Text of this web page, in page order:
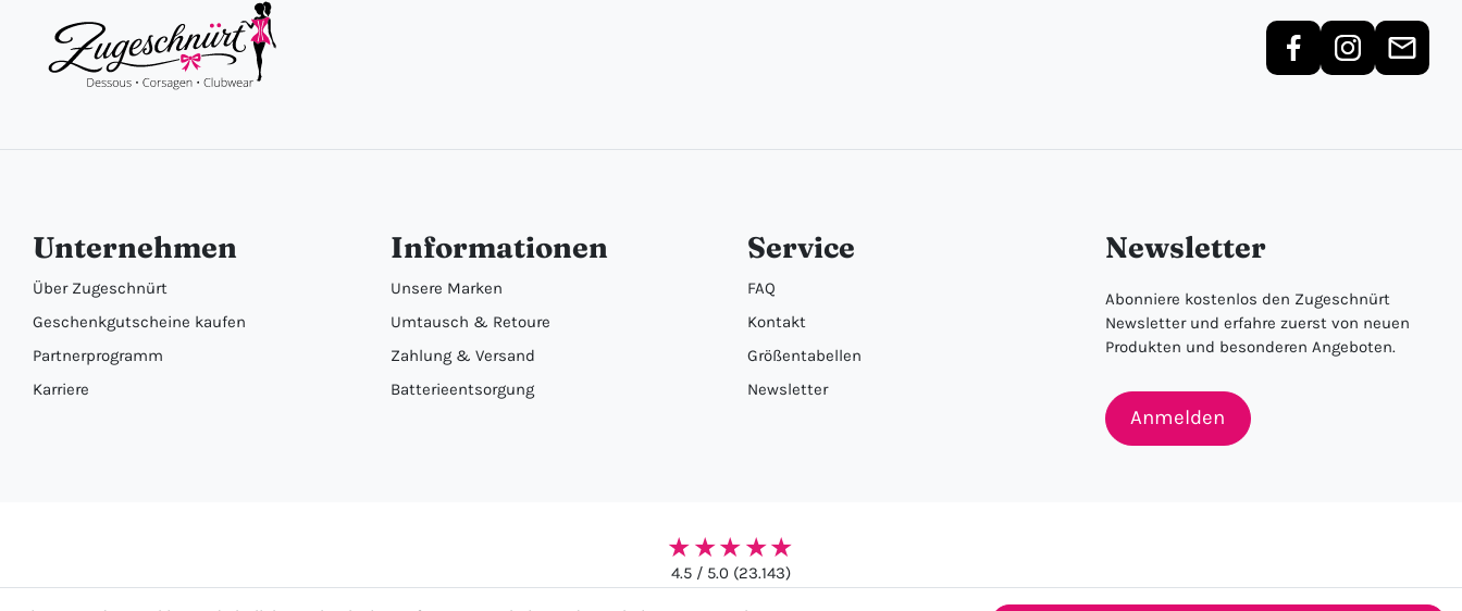
Unternehmen
Über Zugeschnürt
Geschenkgutscheine kaufen
Partnerprogramm
Karriere
Informationen
Unsere Marken
Umtausch & Retoure
Zahlung & Versand
Batterieentsorgung
Service
FAQ
Kontakt
Größentabellen
Newsletter
Newsletter
Abonniere kostenlos den Zugeschnürt
Newsletter und erfahre zuerst von neuen
Produkten und besonderen Angeboten.
Anmelden
★★★★★
4.5 / 5.0 (23.143)